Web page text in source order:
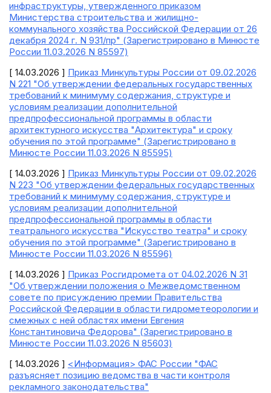
инфраструктуры, утвержденного приказом
Министерства строительства и жилищно-
коммунального хозяйства Российской Федерации от 26
декабря 2024 г. N 931/пр" (Зарегистрировано в Минюсте
России 11.03.2026 N 85597)
[ 14.03.2026 ] Приказ Минкультуры России от 09.02.2026
N 221 "Об утверждении федеральных государственных
требований к минимуму содержания, структуре и
условиям реализации дополнительной
предпрофессиональной программы в области
архитектурного искусства "Архитектура" и сроку
обучения по этой программе" (Зарегистрировано в
Минюсте России 11.03.2026 N 85595)
[ 14.03.2026 ] Приказ Минкультуры России от 09.02.2026
N 223 "Об утверждении федеральных государственных
требований к минимуму содержания, структуре и
условиям реализации дополнительной
предпрофессиональной программы в области
театрального искусства "Искусство театра" и сроку
обучения по этой программе" (Зарегистрировано в
Минюсте России 11.03.2026 N 85596)
[ 14.03.2026 ] Приказ Росгидромета от 04.02.2026 N 31
"Об утверждении положения о Межведомственном
совете по присуждению премии Правительства
Российской Федерации в области гидрометеорологии и
смежных с ней областях имени Евгения
Константиновича Федорова" (Зарегистрировано в
Минюсте России 11.03.2026 N 85603)
[ 14.03.2026 ] <Информация> ФАС России "ФАС
разъясняет позицию ведомства в части контроля
рекламного законодательства"